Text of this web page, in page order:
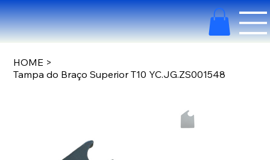
HOME >
Tampa do Braço Superior T10 YC.JG.ZS001548